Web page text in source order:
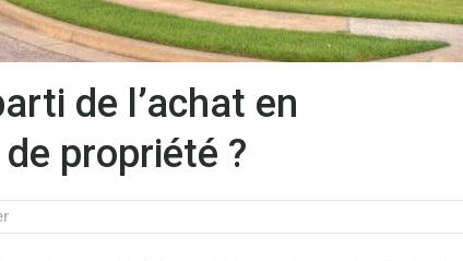
de l’achat en
propriété ?